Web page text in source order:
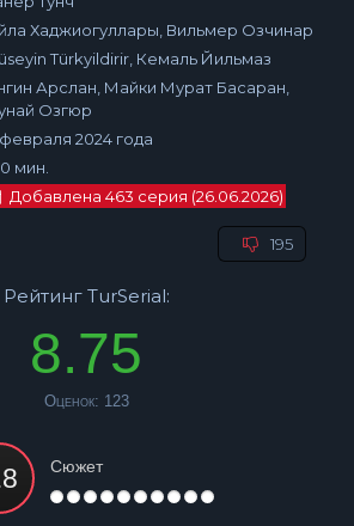
Хаджиогуллары, Вильмер Озчинар
Türkyildirir, Кемаль Йильмаз
Арслан, Майки Мурат Басаран,
Озгюр
февраля 2024 года
мин.
Добавлена 463 серия (26.06.2026)
195
Рейтинг TurSerial:
8.75
Оценок: 123
Сюжет